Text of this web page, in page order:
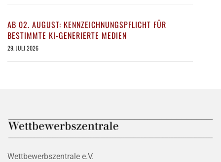
AB 02. AUGUST: KENNZEICHNUNGSPFLICHT FÜR
BESTIMMTE KI-GENERIERTE MEDIEN
29. JULI 2026
Wettbewerbszentrale e.V.